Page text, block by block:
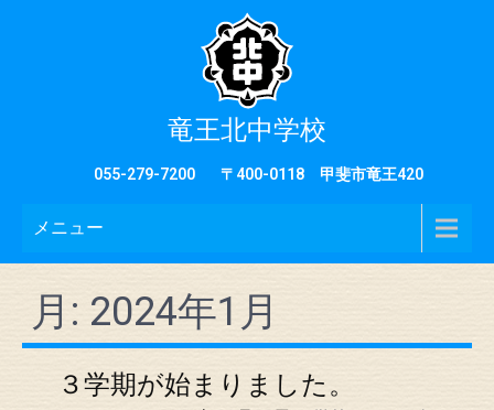
竜王北中学校
055-279-7200 〒400-0118 甲斐市竜王420
メニュー
月: 2024年1月
３学期が始まりました。